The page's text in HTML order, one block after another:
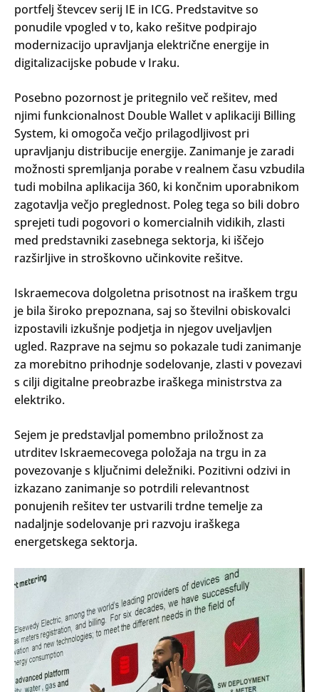
portfelj števcev serij IE in ICG. Predstavitve so
ponudile vpogled v to, kako rešitve podpirajo
modernizacijo upravljanja električne energije in
digitalizacijske pobude v Iraku.
Posebno pozornost je pritegnilo več rešitev, med
njimi funkcionalnost Double Wallet v aplikaciji Billing
System, ki omogoča večjo prilagodljivost pri
upravljanju distribucije energije. Zanimanje je zaradi
možnosti spremljanja porabe v realnem času vzbudila
tudi mobilna aplikacija 360, ki končnim uporabnikom
zagotavlja večjo preglednost. Poleg tega so bili dobro
sprejeti tudi pogovori o komercialnih vidikih, zlasti
med predstavniki zasebnega sektorja, ki iščejo
razširljive in stroškovno učinkovite rešitve.
Iskraemecova dolgoletna prisotnost na iraškem trgu
je bila široko prepoznana, saj so številni obiskovalci
izpostavili izkušnje podjetja in njegov uveljavljen
ugled. Razprave na sejmu so pokazale tudi zanimanje
za morebitno prihodnje sodelovanje, zlasti v povezavi
s cilji digitalne preobrazbe iraškega ministrstva za
elektriko.
Sejem je predstavljal pomembno priložnost za
utrditev Iskraemecovega položaja na trgu in za
povezovanje s ključnimi deležniki. Pozitivni odzivi in
izkazano zanimanje so potrdili relevantnost
ponujenih rešitev ter ustvarili trdne temelje za
nadaljnje sodelovanje pri razvoju iraškega
energetskega sektorja.